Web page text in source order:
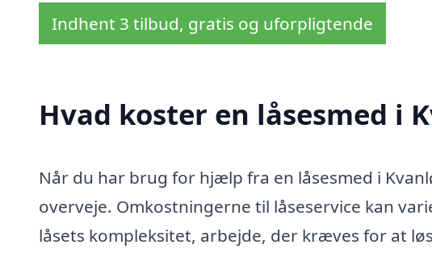
Indhent 3 tilbud, gratis og uforpligtende
Hvad koster en låsesmed i
Når du har brug for hjælp fra en låsesmed i
overveje. Omkostningerne til låseservice kan
låsets kompleksitet, arbejde, der kræves for at